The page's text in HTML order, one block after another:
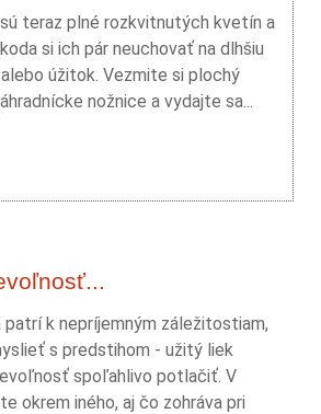
teraz plné rozkvitnutých kvetín a
si ich pár neuchovať na dlhšiu
úžitok. Vezmite si plochý
nožnice a vydajte sa...
patrí k nepríjemným záležitostiam,
s predstihom - užitý liek
spoľahlivo potlačiť. V
okrem iného, aj čo zohráva pri